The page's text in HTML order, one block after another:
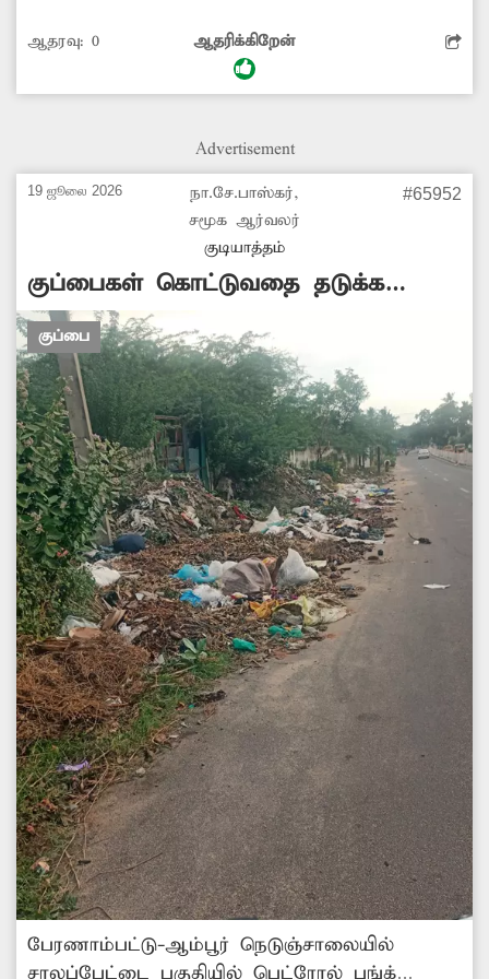
உள்ளது. உடனடியாக மாநகராட்சி நிர்வாகம்
நடவடிக்கை எடுத்து குப்பைகளை உடனுக்குடன்
ஆதரவு: 0 ஆதரிக்கிறேன்
Advertisement
19 ஜூலை 2026
நா.சே.பாஸ்கர்,
சமூக ஆர்வலர்
குடியாத்தம்
#65952
குப்பைகள் கொட்டுவதை தடுக்க
வேண்டும்
குப்பை
பேரணாம்பட்டு-ஆம்பூர் நெடுஞ்சாலையில்
சாலப்பேட்டை பகுதியில் பெட்ரோல் பங்க்